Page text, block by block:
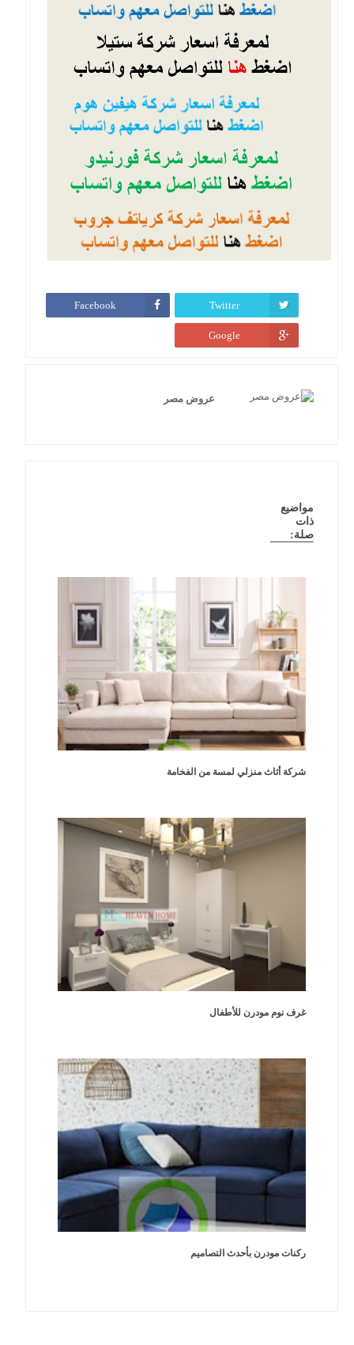
Twitter
Facebook
Google
عروض مصر
مواضيع
ذات
صلة:
شركة أثاث منزلي لمسة من الفخامة
غرف نوم مودرن للأطفال
ركنات مودرن بأحدث التصاميم